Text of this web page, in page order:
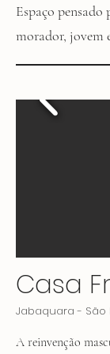
Espaço
morador, jovem
Casa
Jabaquara - São
A reinvenção